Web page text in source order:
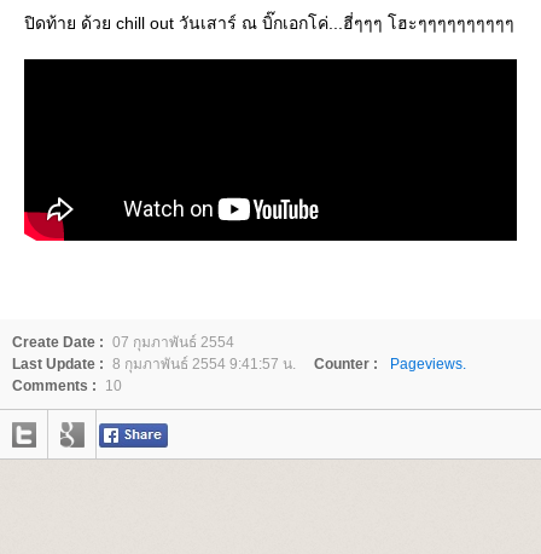
ปิดท้าย ด้วย chill out วันเสาร์ ณ บิ๊กเอกโค่...ฮี่ๆๆๆ โฮะๆๆๆๆๆๆๆๆๆๆ
Create Date : 07 กุมภาพันธ์ 2554
Last Update : 8 กุมภาพันธ์ 2554 9:41:57 น. Counter :
Pageviews.
Comments :
10